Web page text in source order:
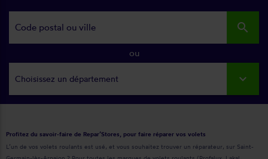
search
ou
Choisissez un département
Profitez du savoir-faire de Repar’Stores, pour faire réparer vos volets
L’un de vos volets roulants est usé, et vous souhaitez trouver un réparateur, sur Saint-